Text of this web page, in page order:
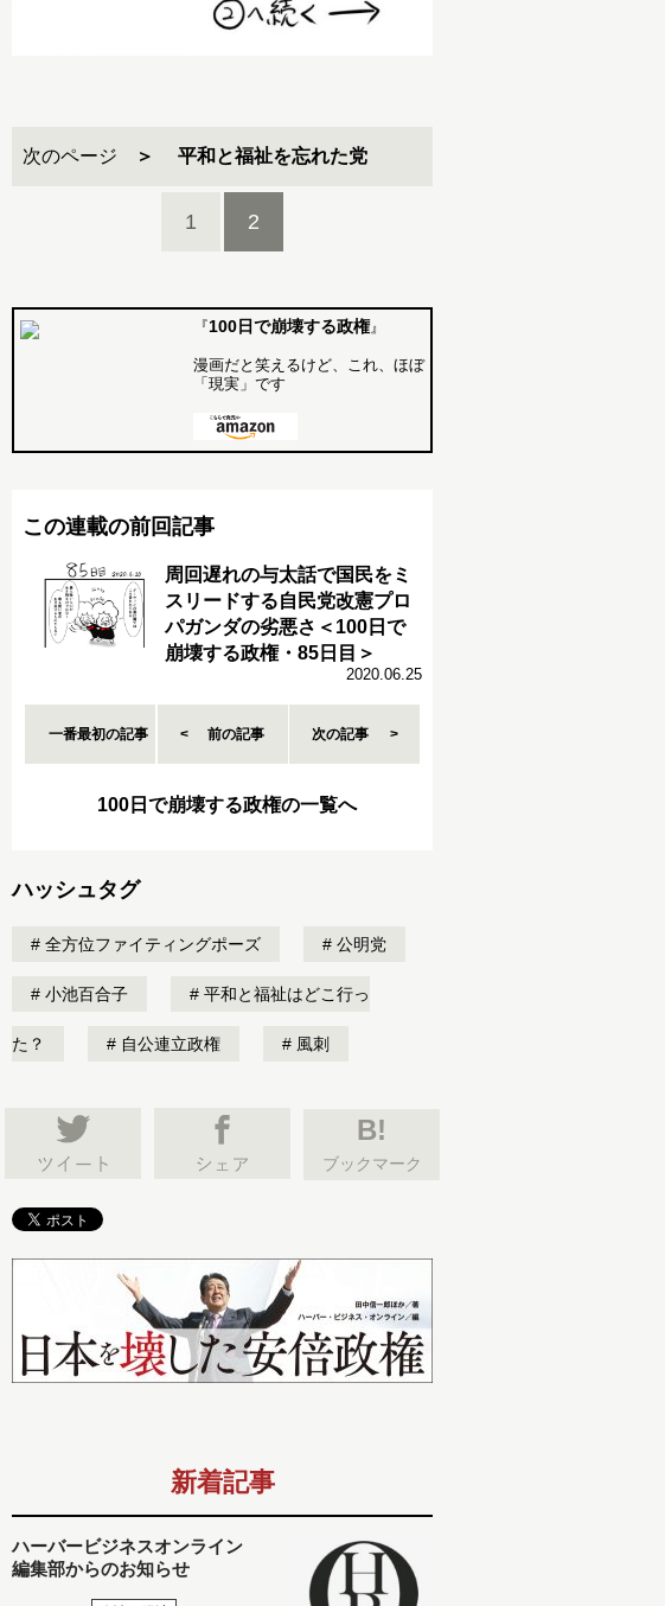
次のページ 平和と福祉を忘れた党
1 2
『100日で崩壊する政権』
漫画だと笑えるけど、これ、ほぼ
「現実」です
この連載の前回記事
周回遅れの与太話で国民をミ
スリードする自民党改憲プロ
パガンダの劣悪さ＜100日で
崩壊する政権・85日目＞
2020.06.25
一番最初の記事 前の記事 次の記事
100日で崩壊する政権の一覧へ
ハッシュタグ
全方位ファイティングポーズ 公明党
小池百合子 平和と福祉はどこ行っ
た？ 自公連立政権 風刺
B!
ブックマーク
新着記事
ハーバービジネスオンライン
編集部からのお知らせ